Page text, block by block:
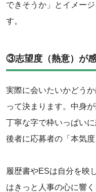
できそうか」とイメー
す。
③志望度（熱意）が
実際に会いたいかどう
って決まります。中身
丁寧な字で枠いっぱい
後者に応募者の「本気度
履歴書やESは自分を映
はきっと人事の心に響く